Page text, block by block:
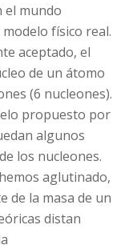
el mundo
físico real.
aceptado, el
de un átomo
(6 nucleones).
propuesto por
algunos
los nucleones.
aglutinado,
de la masa de un
distan